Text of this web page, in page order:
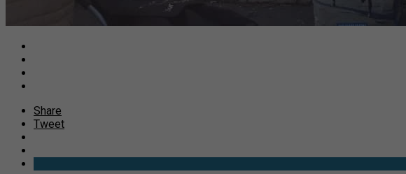
Share
Tweet